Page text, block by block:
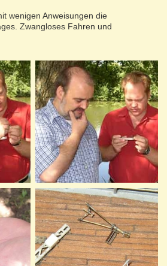
wenigen Anweisungen die
Zwangloses Fahren und